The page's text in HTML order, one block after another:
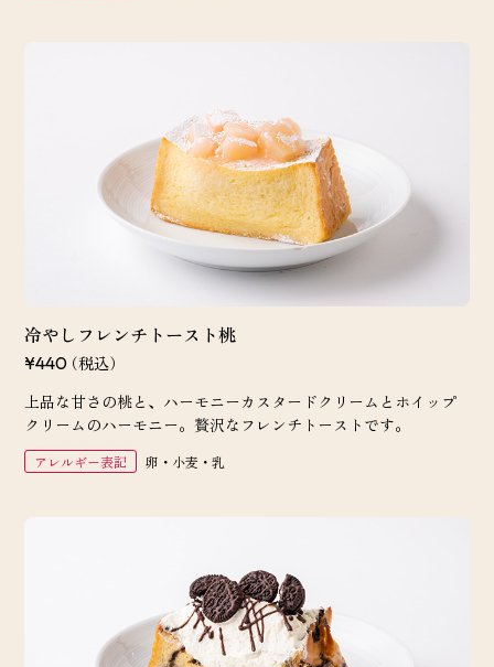
冷やしフレンチトースト桃
¥440（税込）
上品な甘さの桃と、ハーモニーカスタードクリームとホイップ
クリームのハーモニー。贅沢なフレンチトーストです。
アレルギー表記 卵・小麦・乳